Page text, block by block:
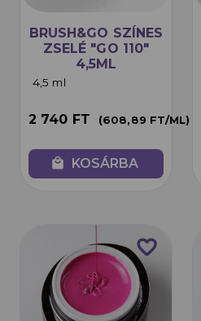
BRUSH&GO SZÍNES
ZSELÉ "GO 110"
4,5ML
4,5 ml
2 740 FT (608,89 FT/ML)
local_mall KOSÁRBA
favorite_border